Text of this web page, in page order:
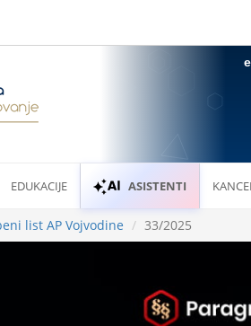
EDUKACIJE ASISTENTI
list AP Vojvodine 33/2025